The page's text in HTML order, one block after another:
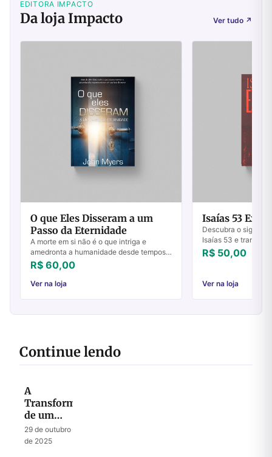
EDITORA IMPACTO
Da loja Impacto Ver tudo ↗
O que Eles Disseram a um
Passo da Eternidade
A morte em si não é o que intriga e
amedronta a humanidade desde tempos
imemoriais, e sim o mistério que paira
sobre ela: há ou não vida após a morte? O
que ...
R$ 60,00
Ver na loja
Isaías 53
Descubra o
Isaías 53 e
Deus. Compre
comece sua
R$ 50,00
Ver na loja
Continue lendo
A
Transformação
de um
Fardo em
Canção
29 de outubro
de 2025